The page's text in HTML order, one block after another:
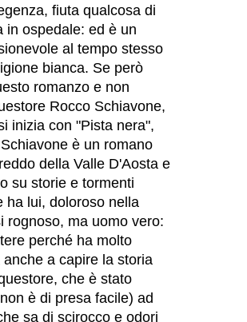
fiuta qualcosa di
in ospedale: ed è un
al tempo stesso
bianca. Se però
romanzo e non
Rocco Schiavone,
inizia con "Pista nera",
è un romano
della Valle D'Aosta e
su storie e tormenti
ha lui, doloroso nella
rognoso, ma uomo vero:
perché ha molto
a capire la storia
che è stato
è di presa facile) ad
sa di scirocco e odori